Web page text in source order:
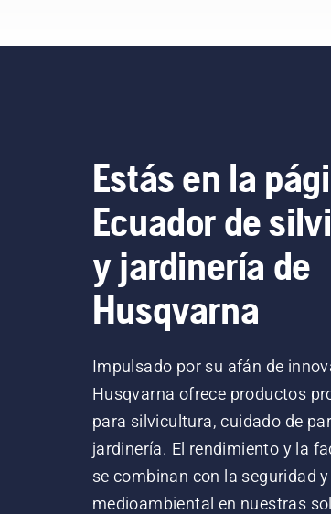
Estás en la
Ecuador de
y jardinería de
Husqvarna
Impulsado por su afán de
Husqvarna ofrece productos
para silvicultura, cuidado de
jardinería. El rendimiento y la
se combinan con la seguridad
medioambiental en nuestras